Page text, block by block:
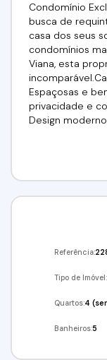
Condomínio
busca de
casa dos seus
condomínios
Viana, esta
Espaçosas e
privacidade e
Design
para
com 5m:
quem busca
mantendo a
bem cuidados
Referência:
Tipo de Imóvel:
Quartos:4
Banheiros:5